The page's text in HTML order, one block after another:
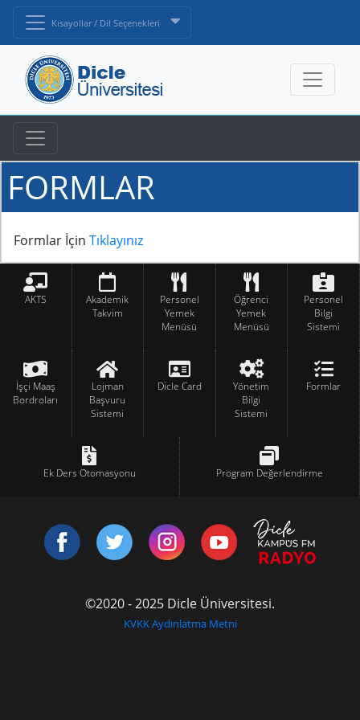
Kısayollar / Dil Seçenekleri
FORMLAR
Formlar İçin Tıklayınız
AKTS
Akademik
Takvim
Personel
Yemek
Menüsü
Öğrenci
Yemek
Menüsü
Personel
Bilgi
Sistemi
İşçi Maaş
Bordroları
Lojman
Başvuru
Sistemi
Dicle Card
Yönetim
Bilgi
Sistemi
Formlar
Ek Ders Otomasyonu Program Değerlendirme
©2020 - 2025 Dicle Üniversitesi.
KVKK Aydınlatma Metni